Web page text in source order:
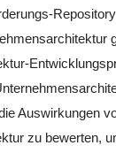
Auswirkungen
zu bewerten,